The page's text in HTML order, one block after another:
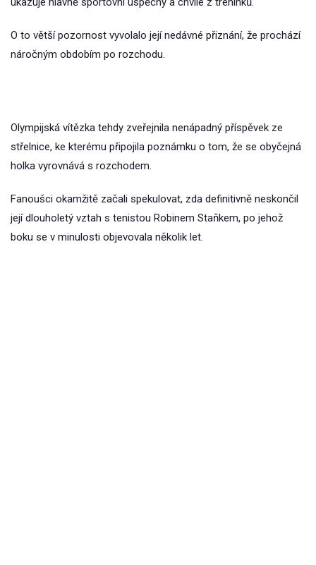
O to větší pozornost vyvolalo její nedávné přiznání, že prochází
náročným obdobím po rozchodu.
Olympijská vítězka tehdy zveřejnila nenápadný příspěvek ze
střelnice, ke kterému připojila poznámku o tom, že se obyčejná
holka vyrovnává s rozchodem.
Fanoušci okamžitě začali spekulovat, zda definitivně neskončil
její dlouholetý vztah s tenistou Robinem Staňkem, po jehož
boku se v minulosti objevovala několik let.